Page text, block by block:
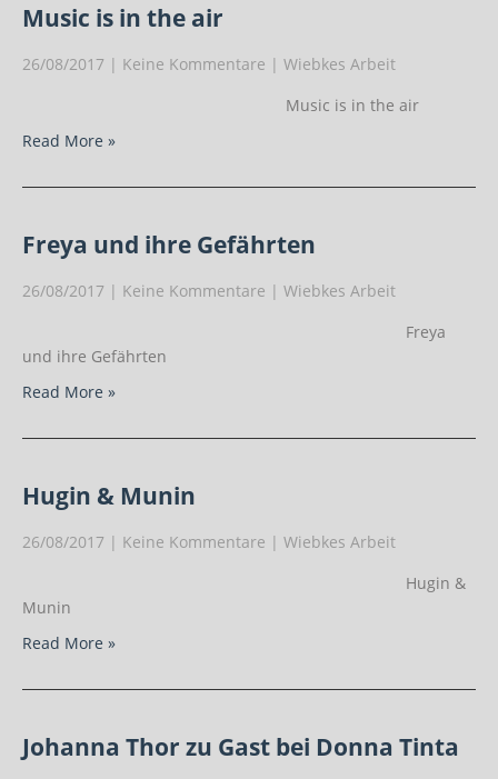
Music is in the air
26/08/2017 | Keine Kommentare | Wiebkes Arbeit
Music is in the air
Read More »
Freya und ihre Gefährten
26/08/2017 | Keine Kommentare | Wiebkes Arbeit
Freya
und ihre Gefährten
Read More »
Hugin & Munin
26/08/2017 | Keine Kommentare | Wiebkes Arbeit
Hugin &
Munin
Read More »
Johanna Thor zu Gast bei Donna Tinta